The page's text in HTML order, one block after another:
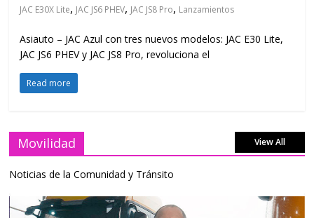
JAC E30X Lite, JAC JS6 PHEV, JAC JS8 Pro, Lanzamientos
Asiauto – JAC Azul con tres nuevos modelos: JAC E30 Lite,
JAC JS6 PHEV y JAC JS8 Pro, revoluciona el
Read more
Movilidad View All
Noticias de la Comunidad y Tránsito